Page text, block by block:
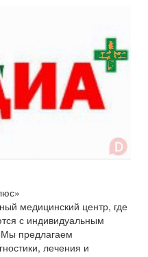
медицинский центр, где
с индивидуальным
предлагаем
лечения и